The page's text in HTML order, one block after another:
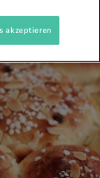
kommen heute
akzeptieren